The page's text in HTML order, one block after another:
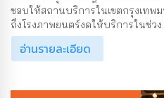
ชอบให้สถานบริการในเขตกรุงเท
ถึงโรงภาพยนตร์งดให้บริการในช่วง
อ่านรายละเอียด